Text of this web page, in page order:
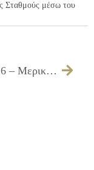
Σταθμούς μέσω του
453/2016 – Μερική διαγραφή ποσού από βεβαιωτικό κατάλογο (εισφορές μαθητών ωδείου περιόδου 2015 – 2016)